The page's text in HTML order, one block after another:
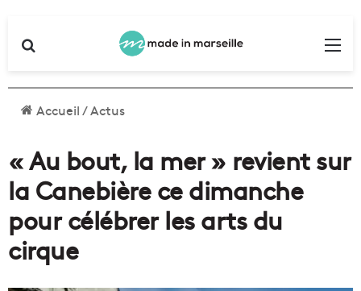
Accueil/Actus
« Au bout, la mer » revient sur
la Canebière ce dimanche
pour célébrer les arts du
cirque